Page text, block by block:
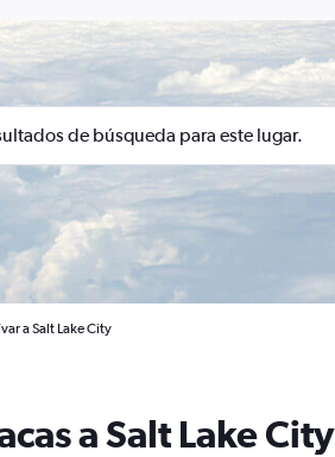
de búsqueda para este lugar.
a Salt Lake City
a Salt Lake City